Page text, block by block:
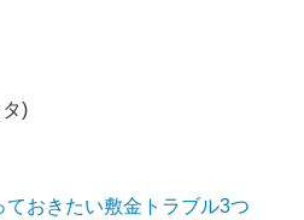
)
おきたい敷金トラブル3つ